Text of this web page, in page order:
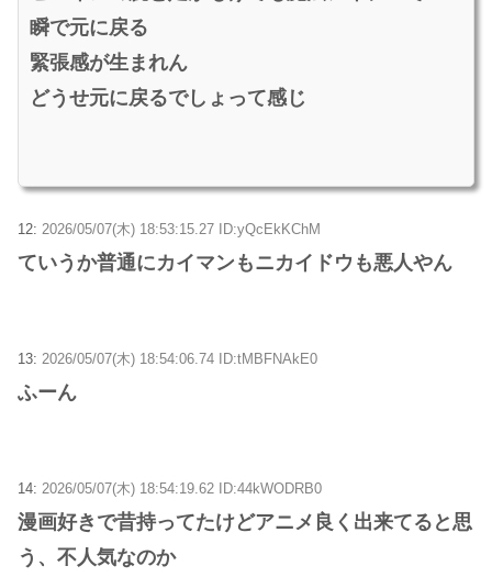
瞬で元に戻る
緊張感が生まれん
どうせ元に戻るでしょって感じ
12: 2026/05/07(木) 18:53:15.27 ID:yQcEkKChM
ていうか普通にカイマンもニカイドウも悪人やん
13: 2026/05/07(木) 18:54:06.74 ID:tMBFNAkE0
ふーん
14: 2026/05/07(木) 18:54:19.62 ID:44kWODRB0
漫画好きで昔持ってたけどアニメ良く出来てると思
う、不人気なのか